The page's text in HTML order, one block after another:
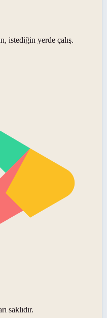
istediğin yerde çalış.
saklıdır.